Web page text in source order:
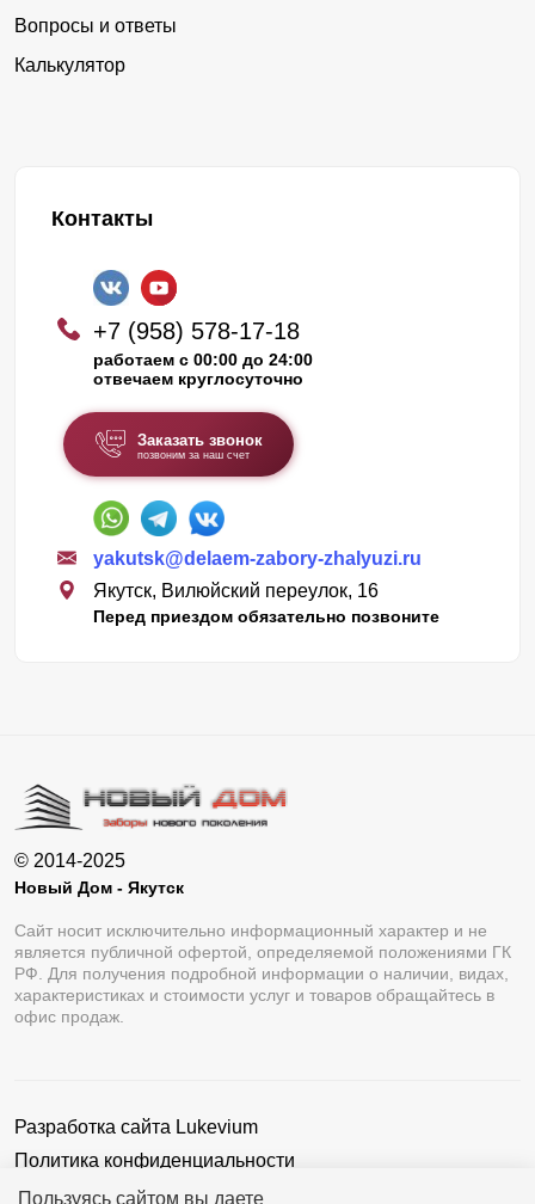
Пользуясь сайтом вы даете
Вопросы и ответы
Калькулятор
Контакты
+7 (958) 578-17-18
работаем с 00:00 до 24:00
отвечаем круглосуточно
Заказать звонок
позвоним за наш счет
yakutsk@delaem-zabory-zhalyuzi.ru
Якутск, Вилюйский переулок, 16
Перед приездом обязательно позвоните
© 2014-2025
Новый Дом - Якутск
Сайт носит исключительно информационный характер и не
является публичной офертой, определяемой положениями ГК
РФ. Для получения подробной информации о наличии, видах,
характеристиках и стоимости услуг и товаров обращайтесь в
офис продаж.
Разработка сайта Lukevium
Политика конфиденциальности
Пользовательское соглашение